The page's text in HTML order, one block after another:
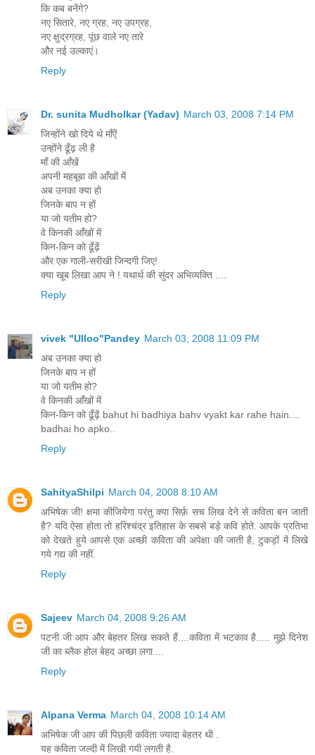
कि कब बनेंगे?
नए सितारे, नए ग्रह, नए उपग्रह,
नए क्षुद्रग्रह, पूंछ वाले नए तारे
और नई उल्काएं।
Reply
Dr. sunita Mudholkar (Yadav) March 03, 2008 7:14 PM
जिन्होंने खो दिये थे माँऐं
उन्होंने ढूँढ़ ली है
माँ की आँखें
अपनी महबूबा की आँखों में
अब उनका क्या हो
जिनके बाप न हों
या जो यतीम हो?
वे किनकी आँखों में
किन-किन को ढूँढ़ें
और एक गाली-सरीखी जिन्दगी जिए!
क्या खूब लिखा आप ने ! यथार्थ की सुंदर अभिव्यक्ति ....
Reply
vivek "Ulloo"Pandey March 03, 2008 11:09 PM
अब उनका क्या हो
जिनके बाप न हों
या जो यतीम हो?
वे किनकी आँखों में
किन-किन को ढूँढ़ें bahut hi badhiya bahv vyakt kar rahe hain....
badhai ho apko..
Reply
SahityaShilpi March 04, 2008 8:10 AM
अभिषेक जी! क्षमा कीजियेगा परंतु क्या सिर्फ़ सच लिख देने से कविता बन जाती
है? यदि ऐसा होता तो हरिश्चंद्र इतिहास के सबसे बड़े कवि होते. आपके प्रतिभा
को देखते हुये आपसे एक अच्छी कविता की अपेक्षा की जाती है, टुकड़ों में लिखे
गये गद्य की नहीं.
Reply
Sajeev March 04, 2008 9:26 AM
पटनी जी आप और बेहतर लिख सकते हैं....कविता में भटकाव है..... मुझे दिनेश
जी का ब्लैक होल बेहद अच्छा लगा....
Reply
Alpana Verma March 04, 2008 10:14 AM
अभिषेक जी आप की पिछली कविता ज्यादा बेहतर थी .
यह कविता जल्दी में लिखी गयी लगती है.